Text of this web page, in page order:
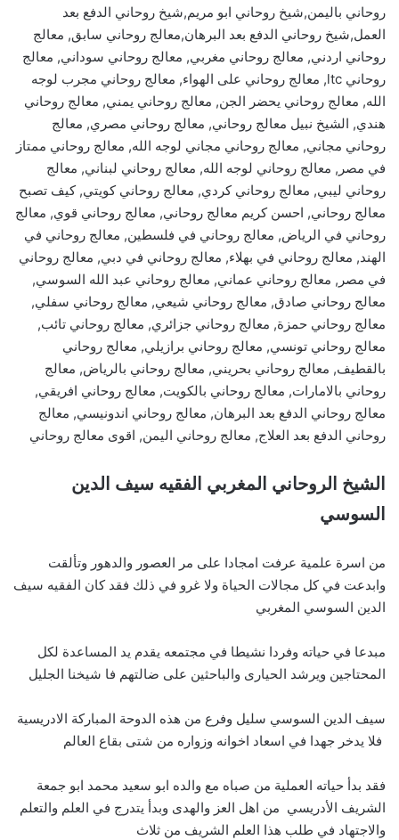
روحاني باليمن,شيخ روحاني ابو مريم,شيخ روحاني الدفع بعد
العمل,شيخ روحاني الدفع بعد البرهان,معالج روحاني سابق, معالج
روحاني اردني, معالج روحاني مغربي, معالج روحاني سوداني, معالج
روحاني ltc, معالج روحاني على الهواء, معالج روحاني مجرب لوجه
الله, معالج روحاني يحضر الجن, معالج روحاني يمني, معالج روحاني
هندي, الشيخ نبيل معالج روحاني, معالج روحاني مصري, معالج
روحاني مجاني, معالج روحاني مجاني لوجه الله, معالج روحاني ممتاز
في مصر, معالج روحاني لوجه الله, معالج روحاني لبناني, معالج
روحاني ليبي, معالج روحاني كردي, معالج روحاني كويتي, كيف تصبح
معالج روحاني, احسن كريم معالج روحاني, معالج روحاني قوي, معالج
روحاني في الرياض, معالج روحاني في فلسطين, معالج روحاني في
الهند, معالج روحاني في بهلاء, معالج روحاني في دبي, معالج روحاني
في مصر, معالج روحاني عماني, معالج روحاني عبد الله السوسي,
معالج روحاني صادق, معالج روحاني شيعي, معالج روحاني سفلي,
معالج روحاني حمزة, معالج روحاني جزائري, معالج روحاني تائب,
معالج روحاني تونسي, معالج روحاني برازيلي, معالج روحاني
بالقطيف, معالج روحاني بحريني, معالج روحاني بالرياض, معالج
روحاني بالامارات, معالج روحاني بالكويت, معالج روحاني افريقي,
معالج روحاني الدفع بعد البرهان, معالج روحاني اندونيسي, معالج
روحاني الدفع بعد العلاج, معالج روحاني اليمن, اقوى معالج روحاني
الشيخ الروحاني المغربي الفقيه سيف الدين
السوسي
من اسرة علمية عرفت امجادا على مر العصور والدهور وتألقت
وابدعت في كل مجالات الحياة ولا غرو في ذلك فقد كان الفقيه سيف
الدين السوسي المغربي
مبدعا في حياته وفردا نشيطا في مجتمعه يقدم يد المساعدة لكل
المحتاجين ويرشد الحيارى والباحثين على ضالتهم فا شيخنا الجليل
سيف الدين السوسي سليل وفرع من هذه الدوحة المباركة الادريسية
فلا يدخر جهدا في اسعاد اخوانه وزواره من شتى بقاع العالم
فقد بدأ حياته العملية من صباه مع والده ابو سعيد محمد ابو جمعة
الشريف الأدريسي من اهل العز والهدى وبدأ يتدرج في العلم والتعلم
والاجتهاد في طلب هذا العلم الشريف من ثلاث